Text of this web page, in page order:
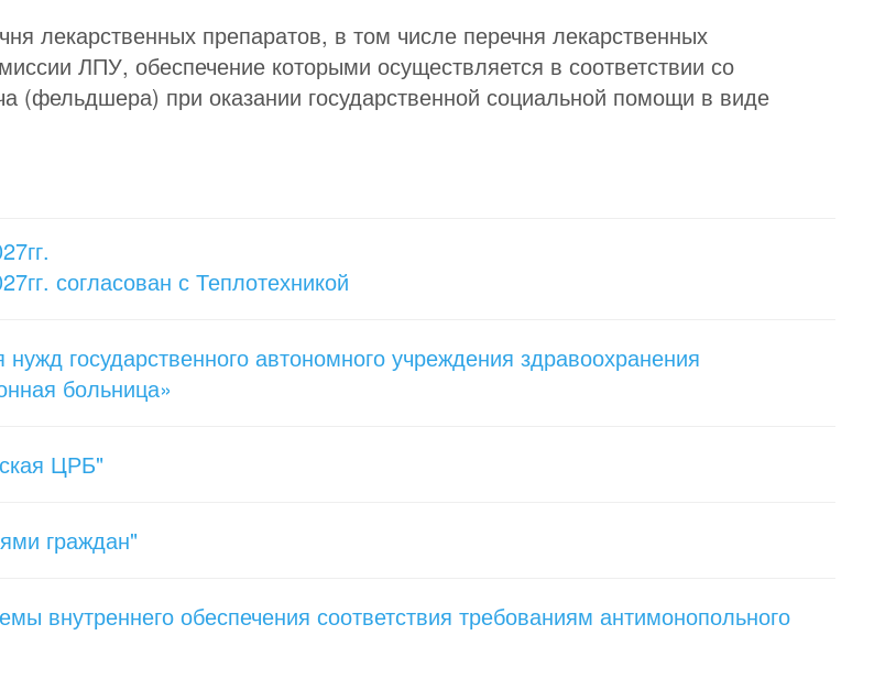
лекарственных препаратов, в том числе перечня лекарственных
ЛПУ, обеспечение которыми осуществляется в соответствии со
(фельдшера) при оказании государственной социальной помощи в виде
согласован с Теплотехникой
государственного автономного учреждения здравоохранения
больница»
ЦРБ"
граждан"
внутреннего обеспечения соответствия требованиям антимонопольного